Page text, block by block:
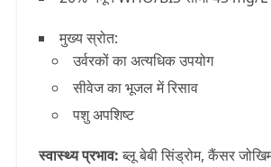
मुख्य स्रोत:
उर्वरकों का अत्यधिक उपयोग
सीवेज का भूजल में रिसाव
पशु अपशिष्ट
स्वास्थ्य प्रभाव: ब्लू बेबी सिंड्रोम, कैंसर